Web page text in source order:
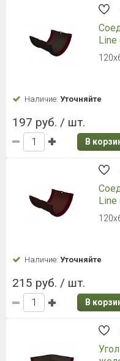
Наличие: Уточняйте
197 руб. / шт.
В
Наличие: Уточняйте
215 руб. / шт.
В